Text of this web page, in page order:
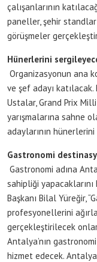
çalışanlarının
paneller, şehir
görüşmeler
Hünerlerini
Organizasyonun ana
ve şef adayı
Ustalar, Grand Prix
yarışmalarına sahne
adaylarının
Gastronomi
Gastronomi adına
sahipliği
Başkanı Bilal Yüreğir,
profesyonellerini
gerçekleştirilecek
Antalya’nın
hizmet edecek.